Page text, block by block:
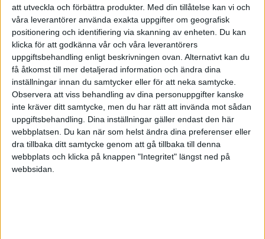
att utveckla och förbättra produkter. Med din tillåtelse kan vi och
våra leverantörer använda exakta uppgifter om geografisk
positionering och identifiering via skanning av enheten. Du kan
klicka för att godkänna vår och våra leverantörers
uppgiftsbehandling enligt beskrivningen ovan. Alternativt kan du
få åtkomst till mer detaljerad information och ändra dina
inställningar innan du samtycker eller för att neka samtycke.
Observera att viss behandling av dina personuppgifter kanske
inte kräver ditt samtycke, men du har rätt att invända mot sådan
uppgiftsbehandling. Dina inställningar gäller endast den här
webbplatsen. Du kan när som helst ändra dina preferenser eller
dra tillbaka ditt samtycke genom att gå tillbaka till denna
webbplats och klicka på knappen "Integritet" längst ned på
webbsidan.
FAKTA